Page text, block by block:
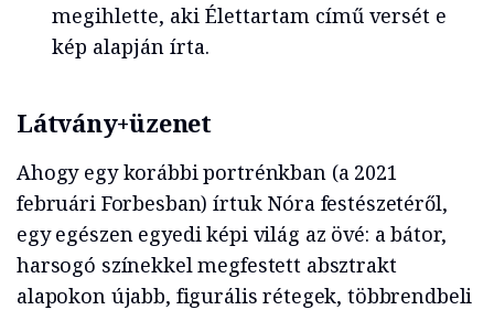
megihlette, aki Élettartam című versét e
kép alapján írta.
Látvány+üzenet
Ahogy egy korábbi portrénkban (a 2021
februári Forbesban) írtuk Nóra festészetéről,
egy egészen egyedi képi világ az övé: a bátor,
harsogó színekkel megfestett absztrakt
alapokon újabb, figurális rétegek, többrendbeli